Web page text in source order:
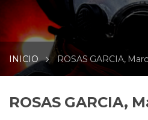
INICIO ROSAS GARCIA,
ROSAS GARCIA,